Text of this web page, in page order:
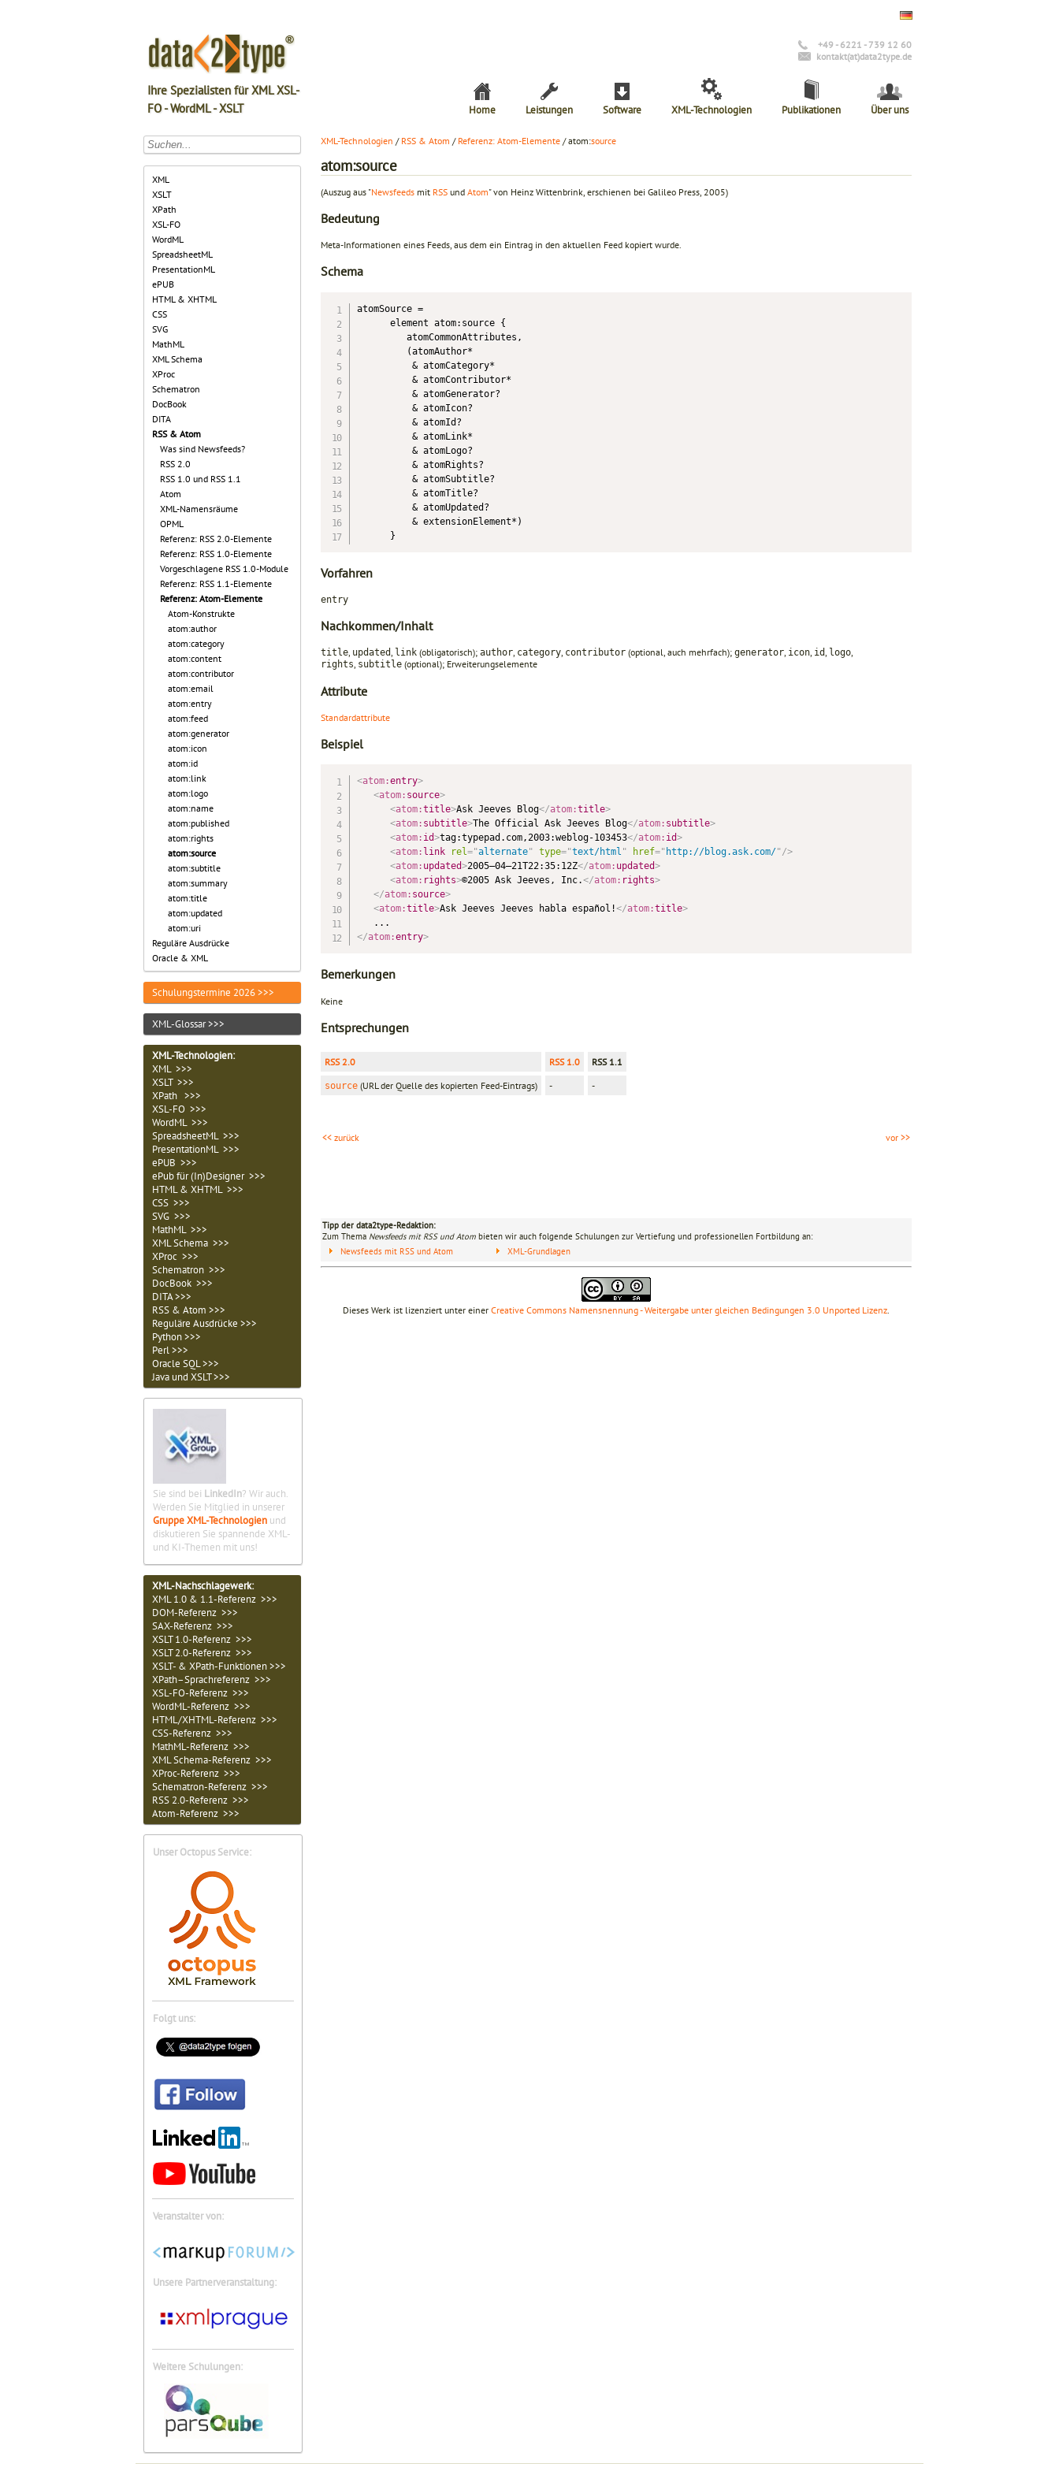
Ihre Spezialisten für XML XSL-
FO - WordML - XSLT
+49 - 6221 - 739 12 60
kontakt(at)data2type.de
Home Leistungen Software XML-Technologien Publikationen Über uns
XML
XSLT
XPath
XSL-FO
WordML
SpreadsheetML
PresentationML
ePUB
HTML & XHTML
CSS
SVG
MathML
XML Schema
XProc
Schematron
DocBook
DITA
RSS & Atom
Was sind Newsfeeds?
RSS 2.0
RSS 1.0 und RSS 1.1
Atom
XML-Namensräume
OPML
Referenz: RSS 2.0-Elemente
Referenz: RSS 1.0-Elemente
Vorgeschlagene RSS 1.0-Module
Referenz: RSS 1.1-Elemente
Referenz: Atom-Elemente
Atom-Konstrukte
atom:author
atom:category
atom:content
atom:contributor
atom:email
atom:entry
atom:feed
atom:generator
atom:icon
atom:id
atom:link
atom:logo
atom:name
atom:published
atom:rights
atom:source
atom:subtitle
atom:summary
atom:title
atom:updated
atom:uri
Reguläre Ausdrücke
Oracle & XML
Schulungstermine 2026 >>>
XML-Glossar >>>
XML-Technologien:
XML >>>
XSLT >>>
XPath >>>
XSL-FO >>>
WordML >>>
SpreadsheetML >>>
PresentationML >>>
ePUB >>>
ePub für (In)Designer >>>
HTML & XHTML >>>
CSS >>>
SVG >>>
MathML >>>
XML Schema >>>
XProc >>>
Schematron >>>
DocBook >>>
DITA >>>
RSS & Atom >>>
Reguläre Ausdrücke >>>
Python >>>
Perl >>>
Oracle SQL >>>
Java und XSLT >>>
Sie sind bei LinkedIn? Wir auch.
Werden Sie Mitglied in unserer
Gruppe XML-Technologien und
diskutieren Sie spannende XML-
und KI-Themen mit uns!
XML-Nachschlagewerk:
XML 1.0 & 1.1-Referenz >>>
DOM-Referenz >>>
SAX-Referenz >>>
XSLT 1.0-Referenz >>>
XSLT 2.0-Referenz >>>
XSLT- & XPath-Funktionen >>>
XPath–Sprachreferenz >>>
XSL-FO-Referenz >>>
WordML-Referenz >>>
HTML/XHTML-Referenz >>>
CSS-Referenz >>>
MathML-Referenz >>>
XML Schema-Referenz >>>
XProc-Referenz >>>
Schematron-Referenz >>>
RSS 2.0-Referenz >>>
Atom-Referenz >>>
Unser Octopus Service:
Folgt uns:
Veranstalter von:
Unsere Partnerveranstaltung:
Weitere Schulungen:
XML-Technologien / RSS & Atom / Referenz: Atom-Elemente / atom:source
atom:source
(Auszug aus "Newsfeeds mit RSS und Atom" von Heinz Wittenbrink, erschienen bei Galileo Press, 2005)
Bedeutung
Meta-Informationen eines Feeds, aus dem ein Eintrag in den aktuellen Feed kopiert wurde.
Schema
atomSource =
      element atom:source {
         atomCommonAttributes,
         (atomAuthor*
          & atomCategory*
          & atomContributor*
          & atomGenerator?
          & atomIcon?
          & atomId?
          & atomLink*
          & atomLogo?
          & atomRights?
          & atomSubtitle?
          & atomTitle?
          & atomUpdated?
          & extensionElement*)
Vorfahren
entry
Nachkommen/Inhalt
title, updated, link (obligatorisch); author, category, contributor (optional, auch mehrfach); generator, icon, id, logo,
rights, subtitle (optional); Erweiterungselemente
Attribute
Standardattribute
Beispiel
<atom:entry>
<atom: source>
<atom:title>Ask Jeeves Blog</atom:title>
<atom: subtitle>The Official Ask Jeeves Blog</atom: subtitle>
<atom: id>tag:typepad.com,2003:weblog-103453</atom: id>
<atom: link rel="alternate" type="text/html " href=" http://blog.ask.com/"/>
<atom: updated>2005–04–21T22:35:12Z</atom: updated>
<atom: rights>©2005 Ask Jeeves, Inc.</atom: rights>
</atom: source>
<atom:title>Ask Jeeves Jeeves habla español!</atom:title>
</atom:entry>
Bemerkungen
Keine
Entsprechungen
RSS 2.0 RSS 1.0 RSS 1.1
source (URL der Quelle des kopierten Feed-Eintrags) - -
<< zurück vor >>
Tipp der data2type-Redaktion:
Zum Thema Newsfeeds mit RSS und Atom bieten wir auch folgende Schulungen zur Vertiefung und professionellen Fortbildung an:
Newsfeeds mit RSS und Atom
XML-Grundlagen
Dieses Werk ist lizenziert unter einer Creative Commons Namensnennung - Weitergabe unter gleichen Bedingungen 3.0 Unported Lizenz